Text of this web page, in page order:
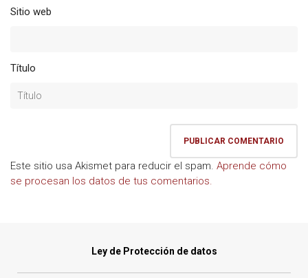
Sitio web
Título
Este sitio usa Akismet para reducir el spam. Aprende cómo
se procesan los datos de tus comentarios.
Ley de Protección de datos